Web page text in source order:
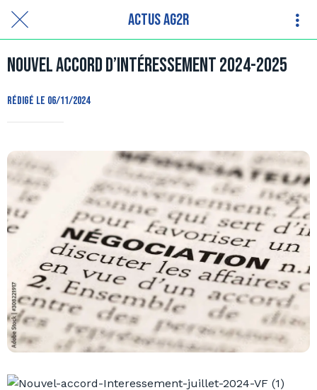
Actus AG2R
Nouvel Accord d’Intéressement 2024-2025
Rédigé le 06/11/2024